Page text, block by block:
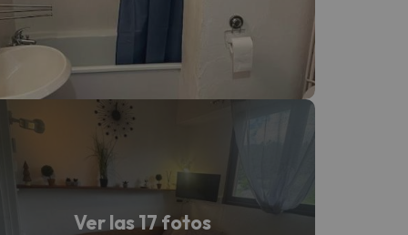
Ver las 17 fotos